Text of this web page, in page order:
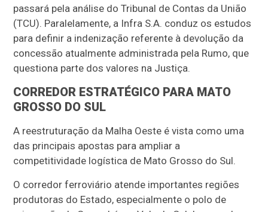
passará pela análise do Tribunal de Contas da União
(TCU). Paralelamente, a Infra S.A. conduz os estudos
para definir a indenização referente à devolução da
concessão atualmente administrada pela Rumo, que
questiona parte dos valores na Justiça.
CORREDOR ESTRATÉGICO PARA MATO
GROSSO DO SUL
A reestruturação da Malha Oeste é vista como uma
das principais apostas para ampliar a
competitividade logística de Mato Grosso do Sul.
O corredor ferroviário atende importantes regiões
produtoras do Estado, especialmente o polo de